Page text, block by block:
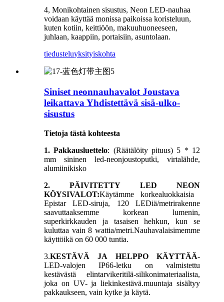
4, Monikohtainen sisustus, Neon LED-nauhaa
voidaan käyttää monissa paikoissa koristeluun,
kuten kotiin, keittiöön, makuuhuoneeseen,
juhlaan, kaappiin, portaisiin, asuntolaan.
tiedusteluyksityiskohta
Siniset neonnauhavalot Joustava
leikattava Yhdistettävä sisä-ulko-
sisustus
Tietoja tästä kohteesta
1. Pakkausluettelo: (Räätälöity pituus) 5 * 12
mm sininen led-neonjoustoputki, virtalähde,
alumiinikisko
2. PÄIVITETTY LED NEON
KÖYSIVALOT:Käytämme korkealuokkaisia ​​
Epistar LED-siruja, 120 LEDiä/metrirakenne
saavuttaaksemme korkean lumenin,
superkirkkauden ja tasaisen hehkun, kun se
kuluttaa vain 8 wattia/metri.Nauhavalaisimemme
käyttöikä on 60 000 tuntia.
3.KESTÄVÄ JA HELPPO KÄYTTÄÄ-
LED-valojen IP66-letku on valmistettu
kestävästä elintarvikeritilä-silikonimateriaalista,
joka on UV- ja liekinkestävä.muuntaja sisältyy
pakkaukseen, vain kytke ja käytä.